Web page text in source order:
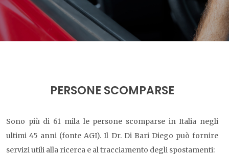
PERSONE SCOMPARSE
Sono più di 61 mila le persone scomparse in Italia negli
ultimi 45 anni (fonte AGI). Il Dr. Di Bari Diego può fornire
servizi utili alla ricerca e al tracciamento degli spostamenti: